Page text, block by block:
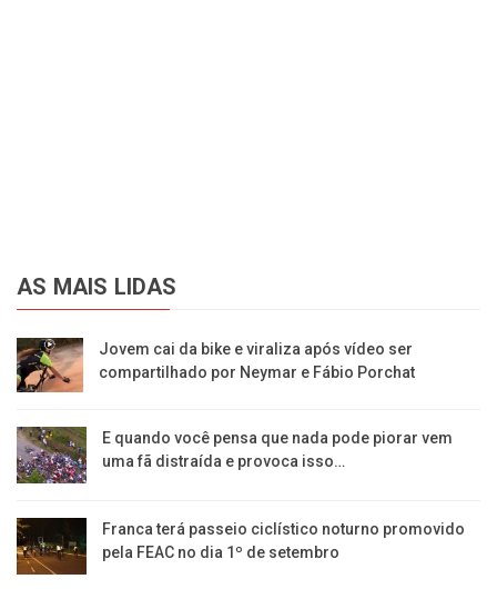
AS MAIS LIDAS
Jovem cai da bike e viraliza após vídeo ser
compartilhado por Neymar e Fábio Porchat
E quando você pensa que nada pode piorar vem
uma fã distraída e provoca isso…
Franca terá passeio ciclístico noturno promovido
pela FEAC no dia 1º de setembro